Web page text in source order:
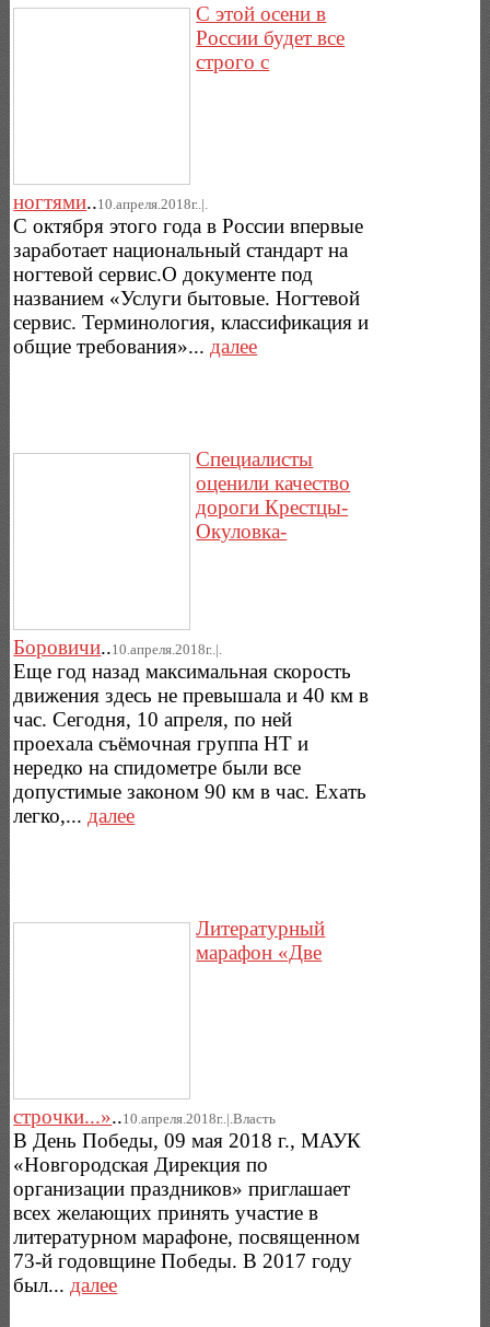
С этой осени в
России будет все
строго с
ногтями..10.апреля.2018г..|.
С октября этого года в России впервые
заработает национальный стандарт на
ногтевой сервис.О документе под
названием «Услуги бытовые. Ногтевой
сервис. Терминология, классификация и
общие требования»... далее
Специалисты
оценили качество
дороги Крестцы-
Окуловка-
Боровичи..10.апреля.2018г..|.
Еще год назад максимальная скорость
движения здесь не превышала и 40 км в
час. Сегодня, 10 апреля, по ней
проехала съёмочная группа НТ и
нередко на спидометре были все
допустимые законом 90 км в час. Ехать
легко,... далее
Литературный
марафон «Две
строчки...»..10.апреля.2018г..|.Власть
В День Победы, 09 мая 2018 г., МАУК
«Новгородская Дирекция по
организации праздников» приглашает
всех желающих принять участие в
литературном марафоне, посвященном
73-й годовщине Победы. В 2017 году
был...далее